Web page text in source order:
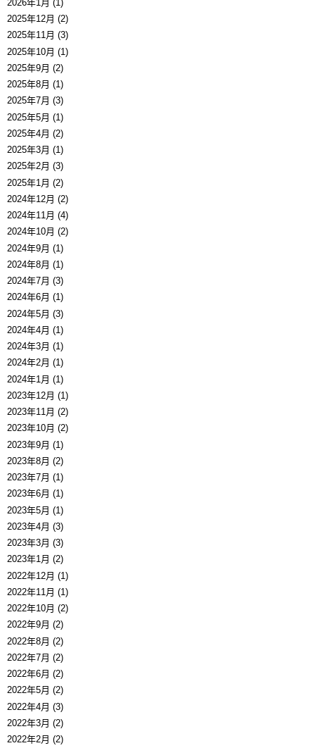
2026年1月 (1)
2025年12月 (2)
2025年11月 (3)
2025年10月 (1)
2025年9月 (2)
2025年8月 (1)
2025年7月 (3)
2025年5月 (1)
2025年4月 (2)
2025年3月 (1)
2025年2月 (3)
2025年1月 (2)
2024年12月 (2)
2024年11月 (4)
2024年10月 (2)
2024年9月 (1)
2024年8月 (1)
2024年7月 (3)
2024年6月 (1)
2024年5月 (3)
2024年4月 (1)
2024年3月 (1)
2024年2月 (1)
2024年1月 (1)
2023年12月 (1)
2023年11月 (2)
2023年10月 (2)
2023年9月 (1)
2023年8月 (2)
2023年7月 (1)
2023年6月 (1)
2023年5月 (1)
2023年4月 (3)
2023年3月 (3)
2023年1月 (2)
2022年12月 (1)
2022年11月 (1)
2022年10月 (2)
2022年9月 (2)
2022年8月 (2)
2022年7月 (2)
2022年6月 (2)
2022年5月 (2)
2022年4月 (3)
2022年3月 (2)
2022年2月 (2)